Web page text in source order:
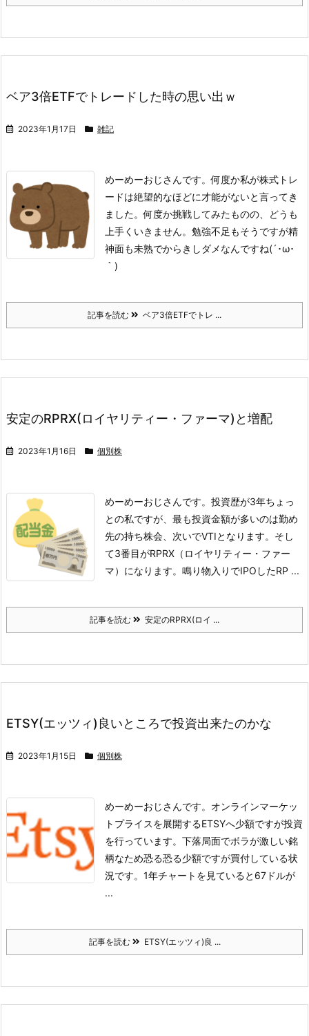
ベア3倍ETFでトレードした時の思い出ｗ
2023年1月17日 雑記
めーめーおじさんです。何度か私が株式トレ
ードは絶望的なほどに才能がないと言ってき
ました。何度か挑戦してみたものの、どうも
上手くいきません。勉強不足もそうですが精
神面も未熟でからきしダメなんですね(´･ω･
｀)
記事を読む ベア3倍ETFでトレ ...
安定のRPRX(ロイヤリティー・ファーマ)と増配
2023年1月16日 個別株
めーめーおじさんです。 投資歴が3年ちょっ
との私ですが、最も投資金額が多いのは勤め
先の持ち株会、次いでVTIとなります。そし
て3番目がRPRX（ロイヤリティー・ファー
マ）になります。 鳴り物入りでIPOしたRP ...
記事を読む 安定のRPRX(ロイ ...
ETSY(エッツィ)良いところで投資出来たのかな
2023年1月15日 個別株
めーめーおじさんです。 オンラインマーケッ
トプライスを展開するETSYへ少額ですが投資
を行っています。下落局面でボラが激しい銘
柄なため恐る恐る少額ですが買付している状
況です。 1年チャートを見ていると67ドルが
...
記事を読む ETSY(エッツィ)良 ...